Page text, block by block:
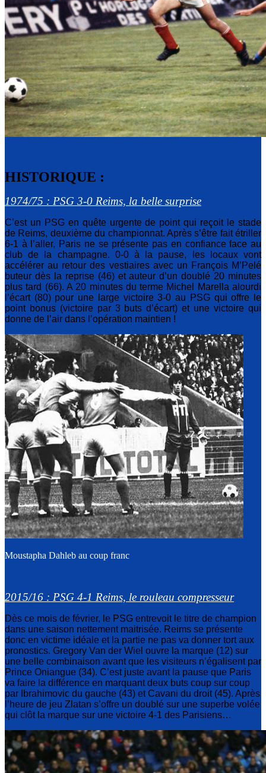
HISTORIQUE :
1974/75 : PSG 3-0 Reims, la belle surprise
C’est un PSG en quête urgente de point qui reçoit le stade
de Reims, deuxième du championnat. Après s’être fait étriller
6-1 à l’aller, Paris ne se présente pas en confiance face au
club de la champagne. 0-0 à la pause, les locaux vont
accélérer au retour des vestiaires avec un François M’Pelé
buteur dès la reprise (46) et auteur d’un doublé 20 minutes
plus tard (66). A 20 minutes du terme Michel Marella alourdi
l’écart (80) pour une large victoire 3-0 au PSG qui offre le
point bonus (victoire par 3 buts d’écart) et une victoire qui
donne de l’air dans l’opération maintien !
Moustapha Dahleb au coup franc
2015/16 : PSG 4-1 Reims, le rouleau compresseur
Dès ce mois de février, le PSG entrevoit le titre de champion
dans une saison nettement maitrisée. Reims se présente
donc en victime idéale et la partie ne pas va donner tort aux
pronostics. Gregory Van der Wiel ouvre la marque (12) sur
une belle combinaison avant que les visiteurs n’égalisent par
Prince Oniangue (34). C’est juste avant la pause que Paris
va faire la différence en marquant deux buts coup sur coup
par Ibrahimovic du gauche (43) et Cavani du droit (45). Après
l’heure de jeu Zlatan s’offre un doublé sur une superbe volée
qui clôt la marque sur une victoire 4-1 des Parisiens…